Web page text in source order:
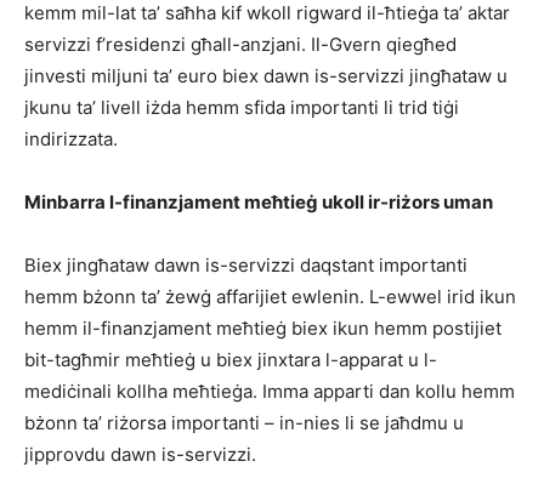
kemm mil-lat ta’ saħha kif wkoll rigward il-ħtieġa ta’ aktar
servizzi f’residenzi għall-anzjani. Il-Gvern qiegħed
jinvesti miljuni ta’ euro biex dawn is-servizzi jingħataw u
jkunu ta’ livell iżda hemm sfida importanti li trid tiġi
indirizzata.
Minbarra l-finanzjament meħtieġ ukoll ir-riżors uman
Biex jingħataw dawn is-servizzi daqstant importanti
hemm bżonn ta’ żewġ affarijiet ewlenin. L-ewwel irid ikun
hemm il-finanzjament meħtieġ biex ikun hemm postijiet
bit-tagħmir meħtieġ u biex jinxtara l-apparat u l-
mediċinali kollha meħtieġa. Imma apparti dan kollu hemm
bżonn ta’ riżorsa importanti – in-nies li se jaħdmu u
jipprovdu dawn is-servizzi.